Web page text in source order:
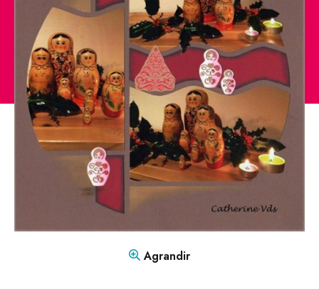
Mon compte
Boutique
QUI SOMMES-NOUS
CONTACT
Agrandir